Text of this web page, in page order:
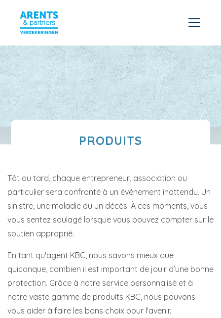
PRODUITS
Tôt ou tard, chaque entrepreneur, association ou
particulier sera confronté à un événement inattendu. Un
sinistre, une maladie ou un décès. À ces moments, vous
vous sentez soulagé lorsque vous pouvez compter sur le
soutien approprié.
En tant qu'agent KBC, nous savons mieux que
quiconque, combien il est important de jouir d’une bonne
protection. Grâce à notre service personnalisé et à
notre vaste gamme de produits KBC, nous pouvons
vous aider à faire les bons choix pour l'avenir.